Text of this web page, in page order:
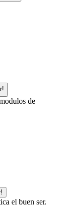
de
el buen ser.